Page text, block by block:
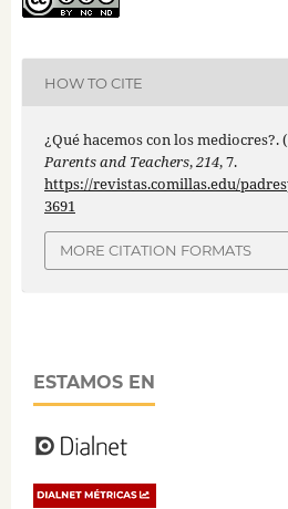
HOW TO CITE
¿Qué hacemos con los mediocres?.
Parents and Teachers,214, 7.
https://revistas.comillas.edu/
3691
MORE CITATION FORMATS
ESTAMOS EN